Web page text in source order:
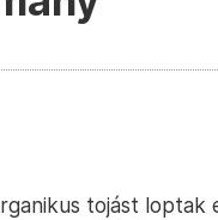
tojást loptak